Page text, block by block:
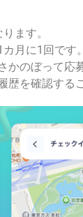
ます。
月に1回です。
のぼって応
を確認する